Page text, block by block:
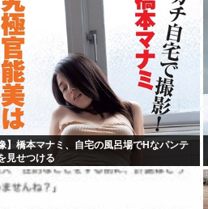
】橋本マナミ、自宅の風呂場でHなパンテ
見せつける